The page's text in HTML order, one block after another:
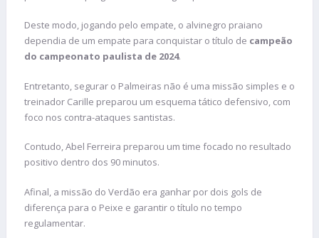
Deste modo, jogando pelo empate, o alvinegro praiano
dependia de um empate para conquistar o título de campeão
do campeonato paulista de 2024.
Entretanto, segurar o Palmeiras não é uma missão simples e o
treinador Carille preparou um esquema tático defensivo, com
foco nos contra-ataques santistas.
Contudo, Abel Ferreira preparou um time focado no resultado
positivo dentro dos 90 minutos.
Afinal, a missão do Verdão era ganhar por dois gols de
diferença para o Peixe e garantir o título no tempo
regulamentar.